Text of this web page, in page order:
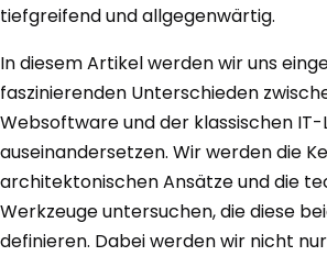
tiefgreifend und allgegenwärtig.
In diesem Artikel werden wir uns
faszinierenden Unterschieden
Websoftware und der klassischen
auseinandersetzen. Wir werden die
architektonischen Ansätze und die
Werkzeuge untersuchen, die diese
definieren. Dabei werden wir nicht